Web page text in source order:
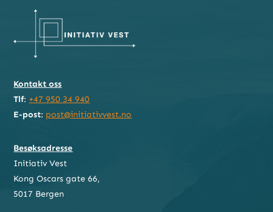
Kontakt oss
Tlf: +47 950 34 940
E-post: post@initiativvest.no
Besøksadresse
Initiativ Vest
Kong Oscars gate 66,
5017 Bergen